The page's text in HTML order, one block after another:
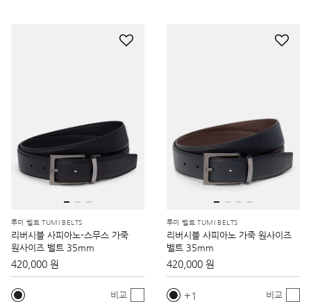
투미 벨트 TUMI BELTS
리버시블 사피아노-스무스 가죽
원사이즈 벨트 35mm
420,000 원
비교
투미 벨트 TUMI BELTS
리버시블 사피아노 가죽 원사이즈
벨트 35mm
420,000 원
1 비교